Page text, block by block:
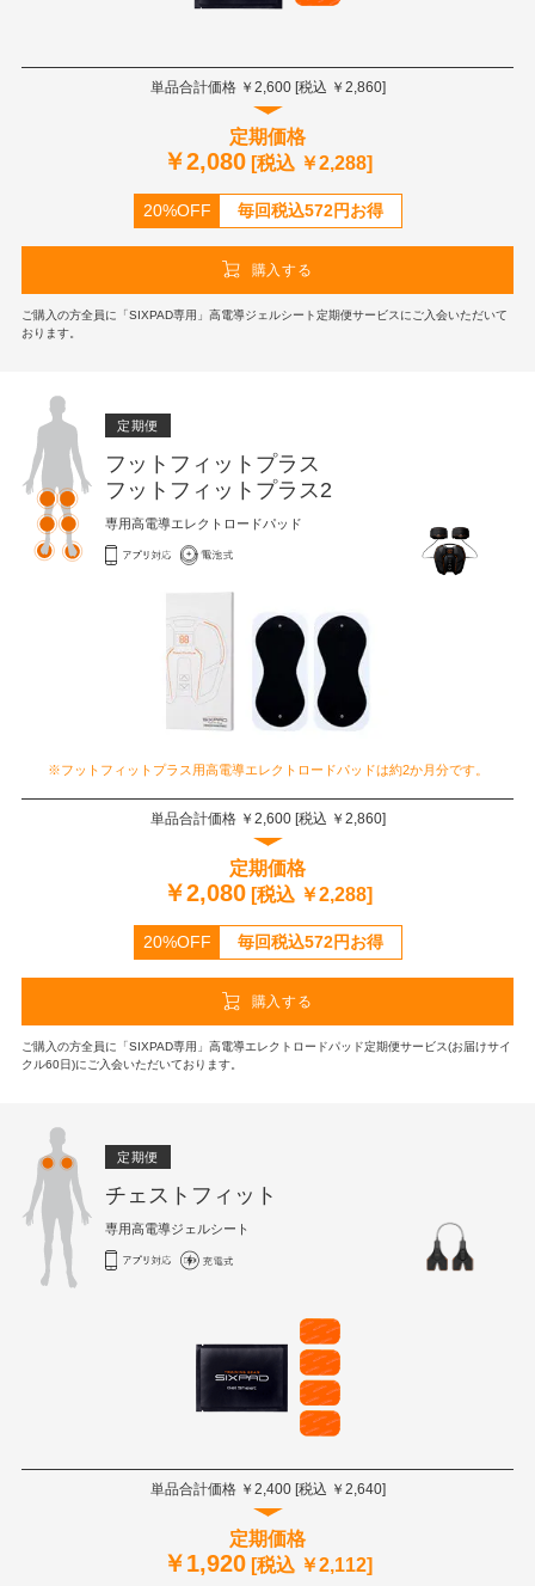
単品合計価格 ￥ 2,600[税込 ￥ 2,860]
定期価格
￥2,080 [税込 ￥2,288]
20%OFF 毎回税込572円お得
購入する
ご購入の方全員に「SIXPAD専用」高電導ジェルシート定期便サービスにご入会いただいて
おります。
定期便
フットフィットプラス
フットフィットプラス2
専用高電導エレクトロードパッド
※フットフィットプラス用高電導エレクトロードパッドは約2か月分です。
単品合計価格 ￥ 2,600[税込 ￥ 2,860]
定期価格
￥2,080 [税込 ￥2,288]
20%OFF 毎回税込572円お得
購入する
ご購入の方全員に「SIXPAD専用」高電導エレクトロードパッド定期便サービス(お届けサイ
クル60日)にご入会いただいております。
定期便
チェストフィット
専用高電導ジェルシート
単品合計価格 ￥ 2,400[税込 ￥ 2,640]
定期価格
￥1,920 [税込 ￥2,112]